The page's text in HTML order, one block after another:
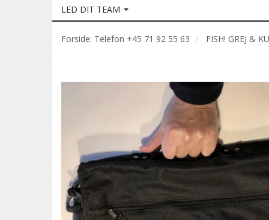
LED DIT TEAM
Forside: Telefon +45 71 92 55 63 FISH! GREJ &